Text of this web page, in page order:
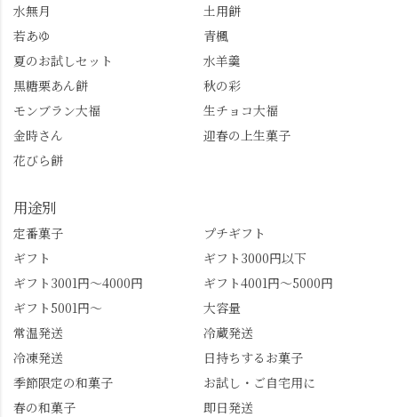
水無月
土用餅
若あゆ
青楓
夏のお試しセット
水羊羹
黒糖栗あん餅
秋の彩
モンブラン大福
生チョコ大福
金時さん
迎春の上生菓子
花びら餅
用途別
定番菓子
プチギフト
ギフト
ギフト3000円以下
ギフト3001円～4000円
ギフト4001円～5000円
ギフト5001円～
大容量
常温発送
冷蔵発送
冷凍発送
日持ちするお菓子
季節限定の和菓子
お試し・ご自宅用に
春の和菓子
即日発送